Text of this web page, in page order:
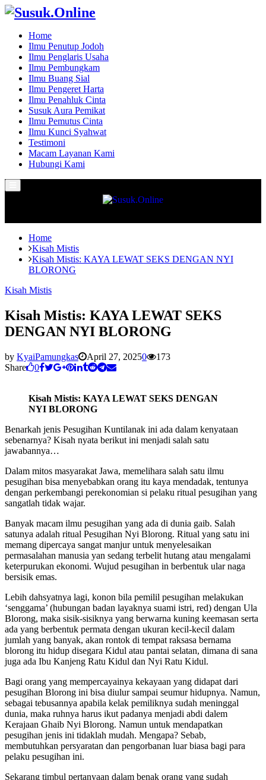
Home
Ilmu Penutup Jodoh
Ilmu Penglaris Usaha
Ilmu Pembungkam
Ilmu Buang Sial
Ilmu Pengeret Harta
Ilmu Penahluk Cinta
Susuk Aura Pemikat
Ilmu Pemutus Cinta
Ilmu Kunci Syahwat
Testimoni
Macam Layanan Kami
Hubungi Kami
Menu
Home
Kisah Mistis
Kisah Mistis: KAYA LEWAT SEKS DENGAN NYI
BLORONG
Kisah Mistis
Kisah Mistis: KAYA LEWAT SEKS
DENGAN NYI BLORONG
by KyaiPamungkas April 27, 20250
173
Share
0
Kisah Mistis: KAYA LEWAT SEKS DENGAN
NYI BLORONG
Benarkah jenis Pesugihan Kuntilanak ini ada dalam kenyataan
sebenarnya? Kisah nyata berikut ini menjadi salah satu
jawabannya…
Dalam mitos masyarakat Jawa, memelihara salah satu ilmu
pesugihan bisa menyebabkan orang itu kaya mendadak, tentunya
dengan perkembangi perekonomian si pelaku ritual pesugihan yang
sangatlah tidak wajar.
Banyak macam ilmu pesugihan yang ada di dunia gaib. Salah
satunya adalah ritual Pesugihan Nyi Blorong. Ritual yang satu ini
memang dipercaya sangat manjur untuk menyelesaikan
permasalahan manusia yan sedang terbelit hutang atau mengalami
keterpurukan ekonomi. Wujud pesugihan in berbentuk ular naga
bersisik emas.
Lebih dahsyatnya lagi, konon bila pemilil pesugihan melakukan
‘senggama’ (hubungan badan layaknya suami istri, red) dengan Ula
Blorong, maka sisik-sisiknya yang berwarna kuning keemasan serta
ada yang berbentuk permata dengan ukuran kecil-kecil dalam
jumlah yang banyak, akan rontok di tempat raksasa bernama
blorong itu hidup disegara Kidul atau pantai selatan, dimana di sana
juga ada Ibu Kanjeng Ratu Kidul dan Nyi Ratu Kidul.
Bagi orang yang mempercayainya kekayaan yang didapat dari
pesugihan Blorong ini bisa diulur sampai seumur hidupnya. Namun,
sebagai tebusannya apabila kelak pemiliknya sudah meninggal
dunia, maka ruhnya harus ikut padanya menjadi abdi dalem
Kerajaan Ghaib Nyi Blorong. Namun untuk mendapatkan
pesugihan jenis ini tidaklah mudah. Mengapa? Sebab,
membutuhkan persyaratan dan pengorbanan luar biasa bagi para
pelaku pesugihan ini.
Sekarang timbul pertanyaan dalam benak orang yang sudah